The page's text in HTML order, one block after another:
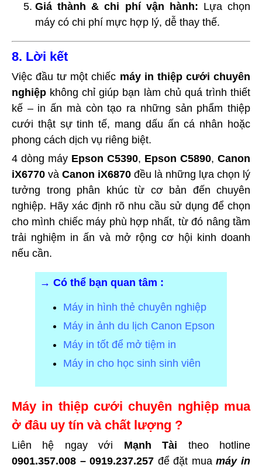
Giá thành & chi phí vận hành: Lựa chọn
máy có chi phí mực hợp lý, dễ thay thế.
8. Lời kết
Việc đầu tư một chiếc máy in thiệp cưới chuyên
nghiệp không chỉ giúp bạn làm chủ quá trình thiết
kế – in ấn mà còn tạo ra những sản phẩm thiệp
cưới thật sự tinh tế, mang dấu ấn cá nhân hoặc
phong cách dịch vụ riêng biệt.
4 dòng máy Epson C5390, Epson C5890, Canon
iX6770 và Canon iX6870 đều là những lựa chọn lý
tưởng trong phân khúc từ cơ bản đến chuyên
nghiệp. Hãy xác định rõ nhu cầu sử dụng để chọn
cho mình chiếc máy phù hợp nhất, từ đó nâng tầm
trải nghiệm in ấn và mở rộng cơ hội kinh doanh
nếu cần.
→ Có thể bạn quan tâm :
Máy in hình thẻ chuyên nghiệp
Máy in ảnh du lịch Canon Epson
Máy in tốt để mở tiệm in
Máy in cho học sinh sinh viên
Máy in thiệp cưới chuyên nghiệp mua
ở đâu uy tín và chất lượng ?
Liên hệ ngay với Mạnh Tài theo hotline
0901.357.008 – 0919.237.257 để đặt muamáy in